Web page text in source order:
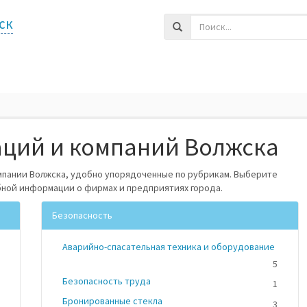
и компаний Волжска
Волжска, удобно упорядоченные по рубрикам. Выберите
информации о фирмах и предприятиях города.
Безопасность
Аварийно-спасательная техника и оборудование
5
Безопасность труда
1
Бронированные стекла
3